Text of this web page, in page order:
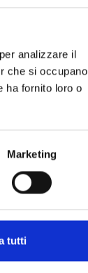
analizzare il
che si occupano
ha fornito loro o
Marketing
tutti